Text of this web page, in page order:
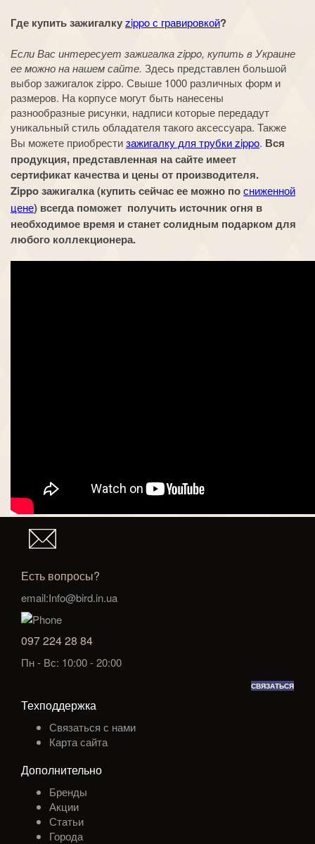
Где купить зажигалкуzippo с гравировкой?
Если Вас интересует зажигалка zippo, купить в Украине
ее можно на нашем сайте. Здесь представлен большой
выбор зажигалок zippo. Свыше 1000 различных форм и
размеров. На корпусе могут быть нанесены
разнообразные рисунки, надписи которые передадут
уникальный стиль обладателя такого аксессуара. Также
Вы можете приобрестизажигалку для трубки zippo. Вся
продукция, представленная на сайте имеет
сертификат качества и цены от производителя.
Zippo зажигалка (купить сейчас ее можно посниженной
цене) всегда поможет получить источник огня в
необходимое время и станет солидным подарком для
любого коллекционера.
Есть вопросы?
email:Info@bird.in.ua
097 224 28 84
Пн - Вс: 10:00 - 20:00
СВЯЗАТЬСЯ
Техподдержка
Связаться с нами
Карта сайта
Дополнительно
Бренды
Акции
Статьи
Города